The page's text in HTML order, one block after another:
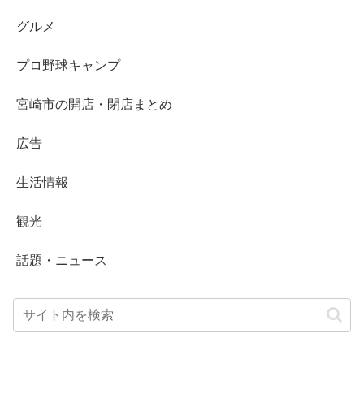
グルメ
プロ野球キャンプ
宮崎市の開店・閉店まとめ
広告
生活情報
観光
話題・ニュース